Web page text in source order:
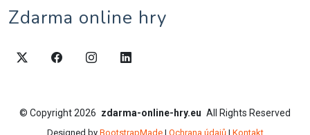
Zdarma online hry
© Copyright2026 zdarma-online-hry.eu All Rights Reserved
Designed by BootstrapMade| Ochrana údajů| Kontakt